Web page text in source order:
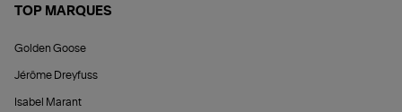
TOP MARQUES
Golden Goose
Jérôme Dreyfuss
Isabel Marant